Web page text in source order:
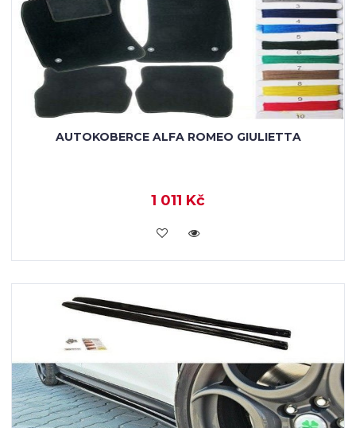
AUTOKOBERCE ALFA ROMEO GIULIETTA
1 011 Kč
KOUPIT